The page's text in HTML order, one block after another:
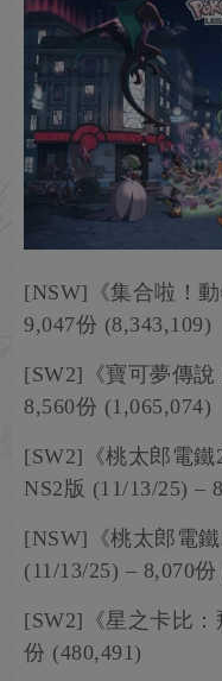
[NSW]《集合啦！
9,047份 (8,343,109)
[SW2]《寶可夢傳
8,560份 (1,065,074)
[SW2]《桃太郎電鐵
NS2版 (11/13/25) –
[NSW]《桃太郎電
(11/13/25) – 8,070份
[SW2]《星之卡比：
份 (480,491)